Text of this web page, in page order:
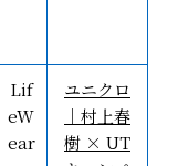
Lif
eW
ear
ユニクロ
｜村上春
樹 × UT